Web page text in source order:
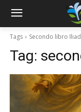
Tags Secondo libro
Tag: